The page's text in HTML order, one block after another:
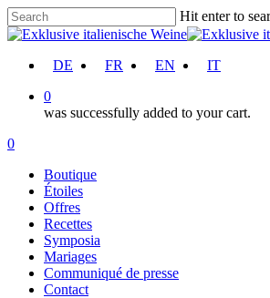
Skip
to
content
Hit enter to
Close
DE
FR EN IT
0
was successfully added to your cart.
Menu
account
0
Boutique
Étoiles
Offres
Recettes
Symposia
Mariages
Communiqué de presse
Contact